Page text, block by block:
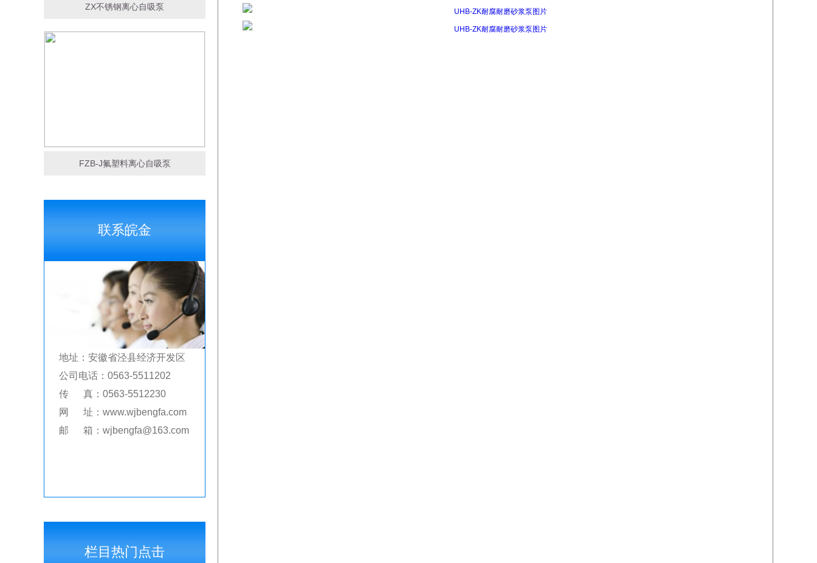
ZX不锈钢离心自吸泵
FZB-J氟塑料离心自吸泵
联系皖金
地址：安徽省泾县经济开发区
公司电话：0563-5511202
传 真：0563-5512230
网 址：www.wjbengfa.com
邮 箱：wjbengfa@163.com
栏目热门点击